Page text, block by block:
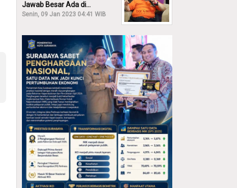
Jawab Besar Ada di
Pemprov, Bukan DPRD Jatim!
Senin, 09 Jan 2023 04:41 WIB